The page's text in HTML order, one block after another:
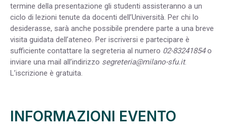
termine della presentazione gli studenti assisteranno a un
ciclo di lezioni tenute da docenti dell’Università. Per chi lo
desiderasse, sarà anche possibile prendere parte a una breve
visita guidata dell’ateneo. Per iscriversi e partecipare è
sufficiente contattare la segreteria al numero 02-83241854o
inviare una mail all’indirizzo segreteria@milano-sfu.it.
L’iscrizione è gratuita.
INFORMAZIONI EVENTO